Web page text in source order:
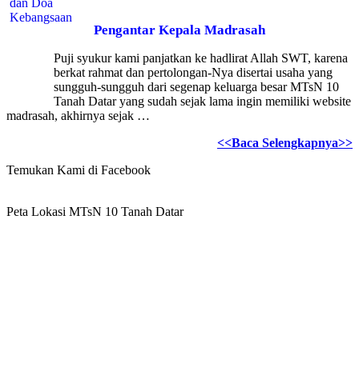
Pengantar Kepala Madrasah
Puji syukur kami panjatkan ke hadlirat Allah SWT, karena
berkat rahmat dan pertolongan-Nya disertai usaha yang
sungguh-sungguh dari segenap keluarga besar MTsN 10
Tanah Datar yang sudah sejak lama ingin memiliki website
madrasah, akhirnya sejak …
<<Baca Selengkapnya>>
Temukan Kami di Facebook
Peta Lokasi MTsN 10 Tanah Datar